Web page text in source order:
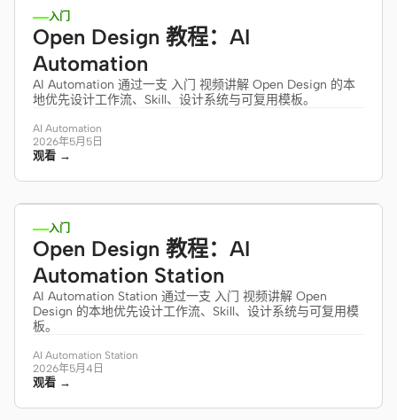
入门
Open Design 教程：AI
Automation
AI Automation 通过一支 入门 视频讲解 Open Design 的本
地优先设计工作流、Skill、设计系统与可复用模板。
AI Automation
2026年5月5日
观看 →
6:30
入门
Open Design 教程：AI
Automation Station
AI Automation Station 通过一支 入门 视频讲解 Open
Design 的本地优先设计工作流、Skill、设计系统与可复用模
板。
AI Automation Station
2026年5月4日
观看 →
11:44